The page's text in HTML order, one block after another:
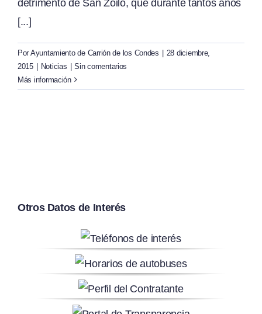
detrimento de San Zoilo, que durante tantos años
[...]
Por Ayuntamiento de Carrión de los Condes | 28 diciembre,
2015 | Noticias | Sin comentarios
Más información
Otros Datos de Interés